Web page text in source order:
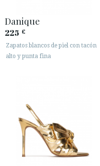
Danique
225 €
Zapatos blancos de piel con tacón
alto y punta fina